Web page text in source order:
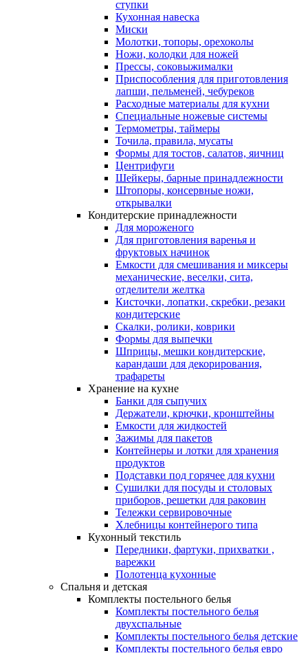
ступки
Кухонная навеска
Миски
Молотки, топоры, орехоколы
Ножи, колодки для ножей
Прессы, соковыжималки
Приспособления для приготовления
лапши, пельменей, чебуреков
Расходные материалы для кухни
Специальные ножевые системы
Термометры, таймеры
Точила, правила, мусаты
Формы для тостов, салатов, яичниц
Центрифуги
Шейкеры, барные принадлежности
Штопоры, консервные ножи,
открывалки
Кондитерские принадлежности
Для мороженого
Для приготовления варенья и
фруктовых начинок
Емкости для смешивания и миксеры
механические, веселки, сита,
отделители желтка
Кисточки, лопатки, скребки, резаки
кондитерские
Скалки, ролики, коврики
Формы для выпечки
Шприцы, мешки кондитерские,
карандаши для декорирования,
трафареты
Хранение на кухне
Банки для сыпучих
Держатели, крючки, кронштейны
Емкости для жидкостей
Зажимы для пакетов
Контейнеры и лотки для хранения
продуктов
Подставки под горячее для кухни
Сушилки для посуды и столовых
приборов, решетки для раковин
Тележки сервировочные
Хлебницы контейнерого типа
Кухонный текстиль
Передники, фартуки, прихватки ,
варежки
Полотенца кухонные
Спальня и детская
Комплекты постельного белья
Комплекты постельного белья
двухспальные
Комплекты постельного белья детские
Комплекты постельного белья евро